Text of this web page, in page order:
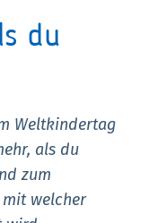
du
Weltkindertag
als du
zum
welcher